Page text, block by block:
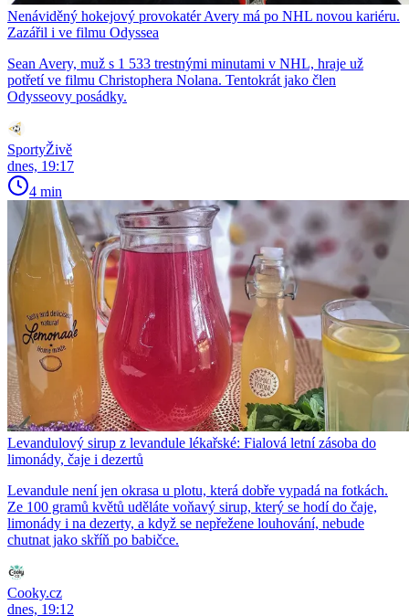
Nenáviděný hokejový provokatér Avery má po NHL novou kariéru.
Zazářil i ve filmu Odyssea
Sean Avery, muž s 1 533 trestnými minutami v NHL, hraje už
potřetí ve filmu Christophera Nolana. Tentokrát jako člen
Odysseovy posádky.
SportyŽivě
dnes, 19:17
4 min
Levandulový sirup z levandule lékařské: Fialová letní zásoba do
limonády, čaje i dezertů
Levandule není jen okrasa u plotu, která dobře vypadá na fotkách.
Ze 100 gramů květů uděláte voňavý sirup, který se hodí do čaje,
limonády i na dezerty, a když se nepřežene louhování, nebude
chutnat jako skříň po babičce.
Cooky.cz
dnes, 19:12